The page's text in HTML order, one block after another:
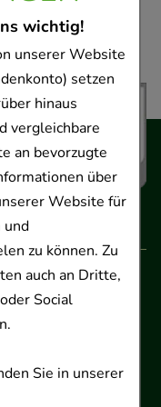
wichtig!
unserer Website
setzen
hinaus
vergleichbare
an bevorzugte
über
Website für
und
zu können. Zu
auch an Dritte,
Social
Sie in unserer